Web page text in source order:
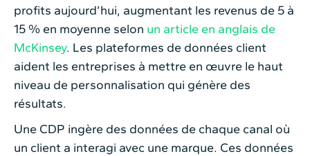
profits aujourd’hui, augmentant les revenus de 5 à
15 % en moyenne selon un article en anglais de
McKinsey. Les plateformes de données client
aident les entreprises à mettre en œuvre le haut
niveau de personnalisation qui génère des
résultats.
Une CDP ingère des données de chaque canal où
un client a interagi avec une marque. Ces données